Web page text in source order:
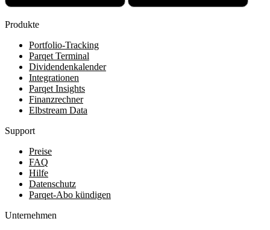
Produkte
Portfolio-Tracking
Parqet Terminal
Dividendenkalender
Integrationen
Parqet Insights
Finanzrechner
Elbstream Data
Support
Preise
FAQ
Hilfe
Datenschutz
Parqet-Abo kündigen
Unternehmen